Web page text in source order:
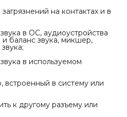
на контактах и в
в ОС, аудиоустройства
баланс звука, микшер,
в используемом
встроенный в систему или
к другому разъему или